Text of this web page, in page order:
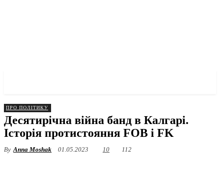
ПРО ПОЛІТИКУ
Десятирічна війна банд в Калгарі.
Історія протистояння FOB і FK
By Anna Moshak 01.05.2023 10 112